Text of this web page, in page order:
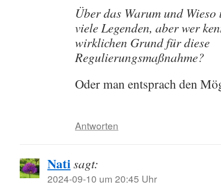
Über das Warum und
viele Legenden, aber wer
wirklichen Grund für diese
Regulierungsmaßnahme?
Oder man entsprach den
Antworten
Natisagt:
2024-09-10 um 20:45 Uhr